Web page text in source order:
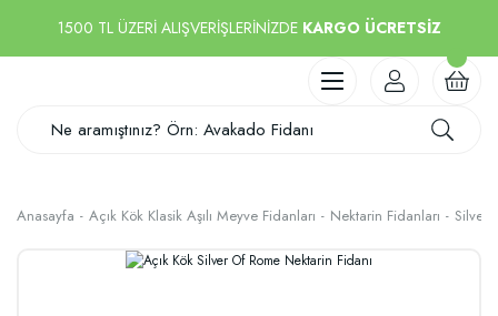
1500 TL ÜZERİ ALIŞVERİŞLERİNİZDE KARGO ÜCRETSİZ
Anasayfa Açık Kök Klasik Aşılı Meyve Fidanları Nektarin Fidanları Silver